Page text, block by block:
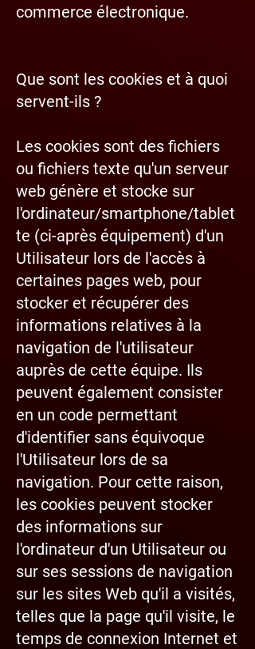
commerce électronique.
Que sont les cookies et à quoi
servent-ils ?
Les cookies sont des fichiers
ou fichiers texte qu'un serveur
web génère et stocke sur
l'ordinateur/smartphone/tablet
te (ci-après équipement) d'un
Utilisateur lors de l'accès à
certaines pages web, pour
stocker et récupérer des
informations relatives à la
navigation de l'utilisateur
auprès de cette équipe. Ils
peuvent également consister
en un code permettant
d'identifier sans équivoque
l'Utilisateur lors de sa
navigation. Pour cette raison,
les cookies peuvent stocker
des informations sur
l'ordinateur d'un Utilisateur ou
sur ses sessions de navigation
sur les sites Web qu'il a visités,
telles que la page qu'il visite, le
temps de connexion Internet et